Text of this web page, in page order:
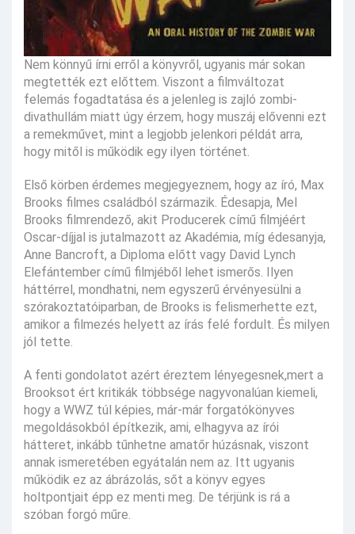
Nem könnyű írni erről a könyvről, ugyanis már sokan
megtették ezt előttem. Viszont a filmváltozat
felemás fogadtatása és a jelenleg is zajló zombi-
divathullám miatt úgy érzem, hogy muszáj elővenni ezt
a remekművet, mint a legjobb jelenkori példát arra,
hogy mitől is működik egy ilyen történet.
Első körben érdemes megjegyeznem, hogy az író, Max
Brooks filmes családból származik. Édesapja, Mel
Brooks filmrendező, akit Producerek című filmjéért
Oscar-díjjal is jutalmazott az Akadémia, míg édesanyja,
Anne Bancroft, a Diploma előtt vagy David Lynch
Elefántember című filmjéből lehet ismerős. Ilyen
háttérrel, mondhatni, nem egyszerű érvényesülni a
szórakoztatóiparban, de Brooks is felismerhette ezt,
amikor a filmezés helyett az írás felé fordult. És milyen
jól tette.
A fenti gondolatot azért éreztem lényegesnek,mert a
Brooksot ért kritikák többsége nagyvonalúan kiemeli,
hogy a WWZ túl képies, már-már forgatókönyves
megoldásokból építkezik, ami, elhagyva az írói
hátteret, inkább tűnhetne amatőr húzásnak, viszont
annak ismeretében egyátalán nem az. Itt ugyanis
működik ez az ábrázolás, sőt a könyv egyes
holtpontjait épp ez menti meg. De térjünk is rá a
szóban forgó műre.